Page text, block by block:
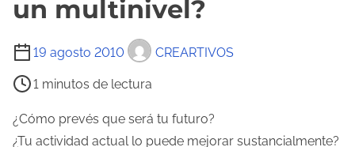
un multinivel?
19 agosto 2010 CREARTIVOS
T
e
m
p
1 minutos de lectura
¿Cómo prevés que será tu futuro?
¿Tu actividad actual lo puede mejorar sustancialmente?